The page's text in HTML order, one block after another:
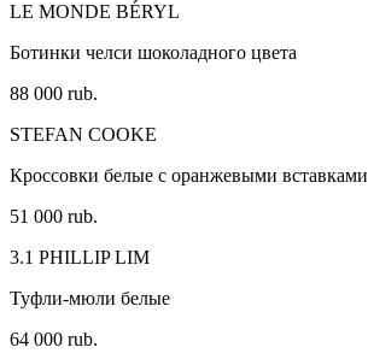
LE MONDE BÉRYL
Ботинки челси шоколадного цвета
88 000 rub.
STEFAN COOKE
Кроссовки белые с оранжевыми вставками
51 000 rub.
3.1 PHILLIP LIM
Туфли-мюли белые
64 000 rub.